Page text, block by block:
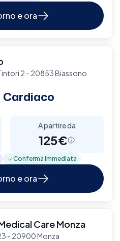
e ora
2 - 20853 Biassono
A partire da
125€
Conferma immediata
e ora
Care Monza
- 20900 Monza